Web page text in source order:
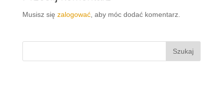
Musisz się zalogować, aby móc dodać komentarz.
Szukaj: